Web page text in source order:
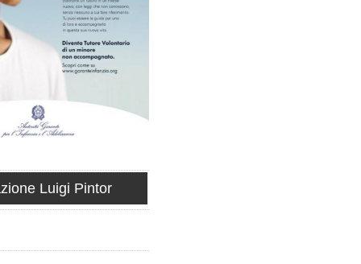
Luigi Pintor